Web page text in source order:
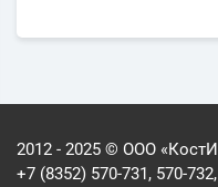
2012 - 2025 © ООО
+7 (8352) 570-731, 570-